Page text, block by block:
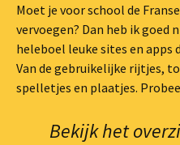
Moet je voor school de
vervoegen? Dan heb ik goed
heleboel leuke sites en apps
Van de gebruikelijke rijtjes,
spelletjes en plaatjes.
Bekijk het